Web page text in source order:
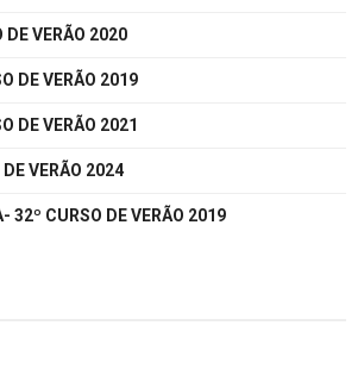
DE VERÃO 2020
DE VERÃO 2019
DE VERÃO 2021
VERÃO 2024
32º CURSO DE VERÃO 2019